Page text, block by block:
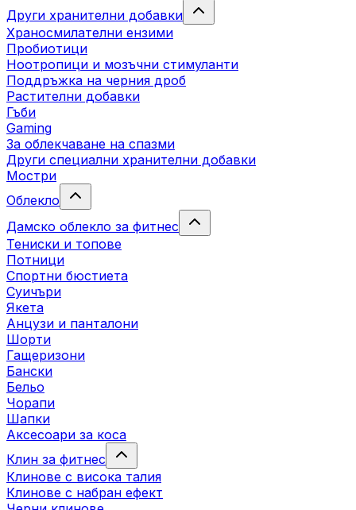
Други хранителни добавки
Храносмилателни ензими
Пробиотици
Ноотропици и мозъчни стимуланти
Поддръжка на черния дроб
Растителни добавки
Гъби
Gaming
За облекчаване на спазми
Други специални хранителни добавки
Мостри
Облекло
Дамско облекло за фитнес
Тениски и топове
Потници
Спортни бюстиета
Суичъри
Якета
Aнцузи и панталони
Шорти
Гащеризони
Бански
Бельо
Чорапи
Шапки
Аксесоари за коса
Клин за фитнес
Клинове с висока талия
Клинове с набран ефект